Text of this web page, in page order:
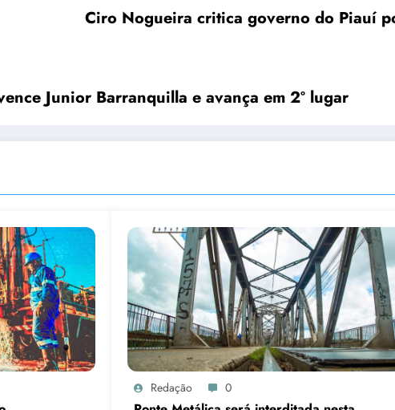
Junior Barranquilla e avança em 2º lugar
Redação 0